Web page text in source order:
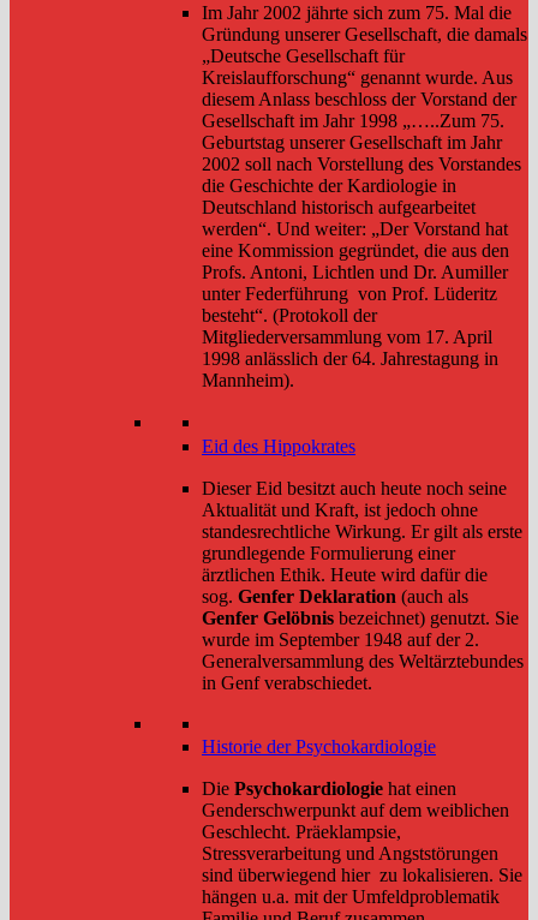
Im Jahr 2002 jährte sich zum 75. Mal die
Gründung unserer Gesellschaft, die damals
„Deutsche Gesellschaft für
Kreislaufforschung“ genannt wurde. Aus
diesem Anlass beschloss der Vorstand der
Gesellschaft im Jahr 1998 „…..Zum 75.
Geburtstag unserer Gesellschaft im Jahr
2002 soll nach Vorstellung des Vorstandes
die Geschichte der Kardiologie in
Deutschland historisch aufgearbeitet
werden“. Und weiter: „Der Vorstand hat
eine Kommission gegründet, die aus den
Profs. Antoni, Lichtlen und Dr. Aumiller
unter Federführung von Prof. Lüderitz
besteht“. (Protokoll der
Mitgliederversammlung vom 17. April
1998 anlässlich der 64. Jahrestagung in
Mannheim).
Eid des Hippokrates
Dieser Eid besitzt auch heute noch seine
Aktualität und Kraft, ist jedoch ohne
standesrechtliche Wirkung. Er gilt als erste
grundlegende Formulierung einer
ärztlichen Ethik. Heute wird dafür die
sog. Genfer Deklaration (auch als
Genfer Gelöbnis bezeichnet) genutzt. Sie
wurde im September 1948 auf der 2.
Generalversammlung des Weltärztebundes
in Genf verabschiedet.
Historie der Psychokardiologie
Die Psychokardiologie hat einen
Genderschwerpunkt auf dem weiblichen
Geschlecht. Präeklampsie,
Stressverarbeitung und Angststörungen
sind überwiegend hier zu lokalisieren. Sie
hängen u.a. mit der Umfeldproblematik